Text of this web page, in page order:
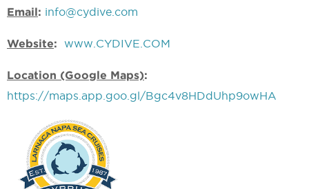
Email: info@cydive.com
Website: www.CYDIVE.COM
Location (Google Maps):
https://maps.app.goo.gl/Bgc4v8HDdUhp9owHA